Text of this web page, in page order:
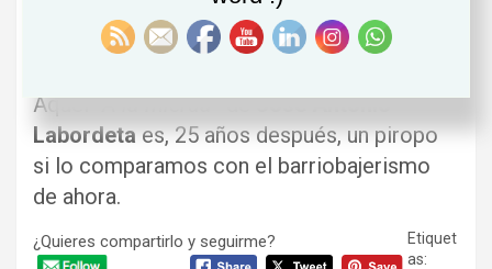
expresión. No todo cabe en el saco del
discurso parlamentario.
Aquel “A la mierda” deJosé Antonio
Labordetaes, 25 años después, un piropo
si lo comparamos con el barriobajerismo
de ahora.
¿Quieres compartirlo y seguirme?
Etiquet
as: